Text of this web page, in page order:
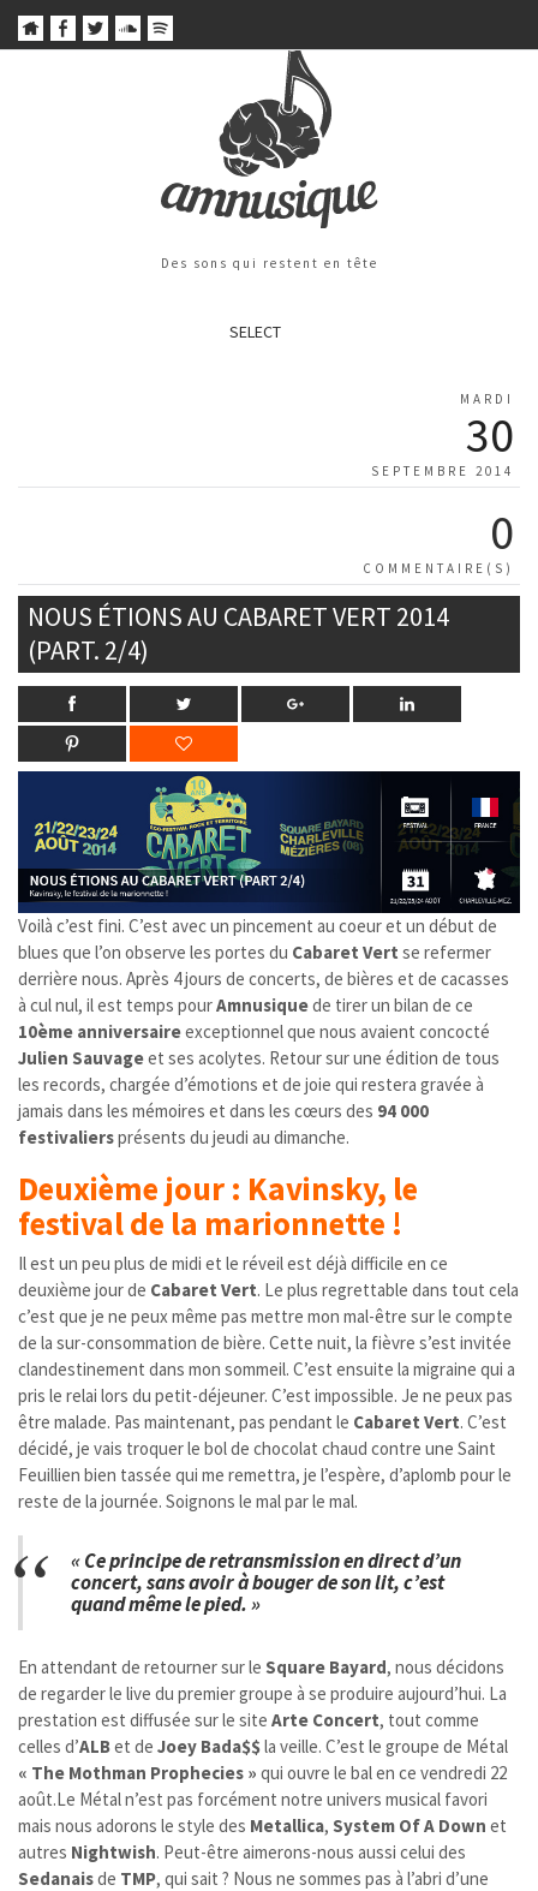
Des sons qui restent en tête
SELECT
MARDI
30
SEPTEMBRE 2014
0
COMMENTAIRE(S)
NOUS ÉTIONS AU CABARET VERT 2014
(PART. 2/4)
Voilà c’est fini. C’est avec un pincement au coeur et un début de
blues que l’on observe les portes du Cabaret Vert se refermer
derrière nous. Après 4 jours de concerts, de bières et de cacasses
à cul nul, il est temps pourAmnusiquede tirer un bilan de ce
10ème anniversaireexceptionnel que nous avaient concocté
Julien Sauvageet ses acolytes. Retour sur une édition de tous
les records, chargée d’émotions et de joie qui restera gravée à
jamais dans les mémoires et dans les cœurs des 94 000
festivaliersprésents du jeudi au dimanche.
Deuxième jour : Kavinsky, le
festival de la marionnette !
Il est un peu plus de midi et le réveil est déjà difficile en ce
deuxième jour de Cabaret Vert. Le plus regrettable dans tout cela
c’est que je ne peux même pas mettre mon mal-être sur le compte
de la sur-consommation de bière. Cette nuit, la fièvre s’est invitée
clandestinement dans mon sommeil. C’est ensuite la migraine qui a
pris le relai lors du petit-déjeuner. C’est impossible. Je ne peux pas
être malade. Pas maintenant, pas pendant le Cabaret Vert. C’est
décidé, je vais troquer le bol de chocolat chaud contre une Saint
Feuillien bien tassée qui me remettra, je l’espère, d’aplomb pour le
reste de la journée. Soignons le mal par le mal.
« Ce principe de retransmission en direct d’un
concert, sans avoir à bouger de son lit, c’est
quand même le pied. »
En attendant de retourner sur le Square Bayard, nous décidons
de regarder le live du premier groupe à se produire aujourd’hui. La
prestation est diffusée sur le site Arte Concert, tout comme
celles d’ALBet de Joey Bada$$la veille. C’est le groupe de Métal
« The Mothman Prophecies » qui ouvre le bal en ce vendredi 22
août.Le Métal n’est pas forcément notre univers musical favori
mais nous adorons le style des Metallica, System Of A Down et
autres Nightwish. Peut-être aimerons-nous aussi celui des
Sedanaisde TMP, qui sait ? Nous ne sommes pas à l’abri d’une